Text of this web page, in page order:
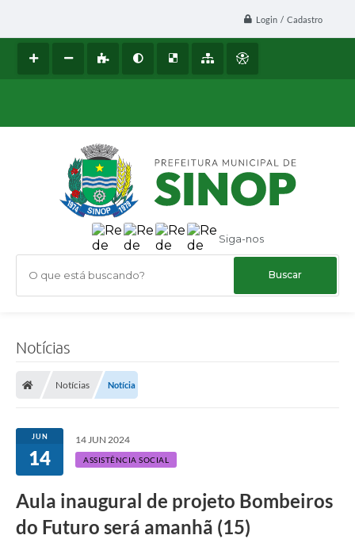
Login / Cadastro
Siga-nos
O que está buscando?
Notícias
Notícias Notícia
JUN
14
14 JUN 2024
ASSISTÊNCIA SOCIAL
Aula inaugural de projeto Bombeiros
do Futuro será amanhã (15)